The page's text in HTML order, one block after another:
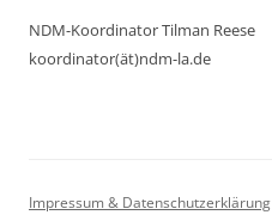
NDM-Koordinator Tilman Reese
koordinator(ät)ndm-la.de
Impressum & Datenschutzerklärung